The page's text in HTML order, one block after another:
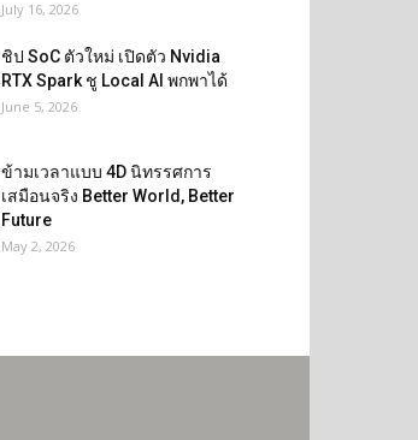
July 16, 2026
ชิป SoC ตัวใหม่ เปิดตัว Nvidia
RTX Spark ชู Local AI พกพาได้
June 5, 2026
ข้ามเวลาแบบ 4D นิทรรศการ
เสมือนจริง Better World, Better
Future
May 2, 2026